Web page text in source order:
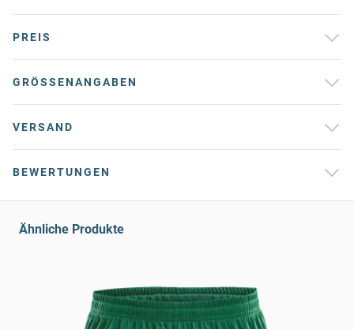
PREIS
GRÖSSENANGABEN
VERSAND
BEWERTUNGEN
Ähnliche Produkte